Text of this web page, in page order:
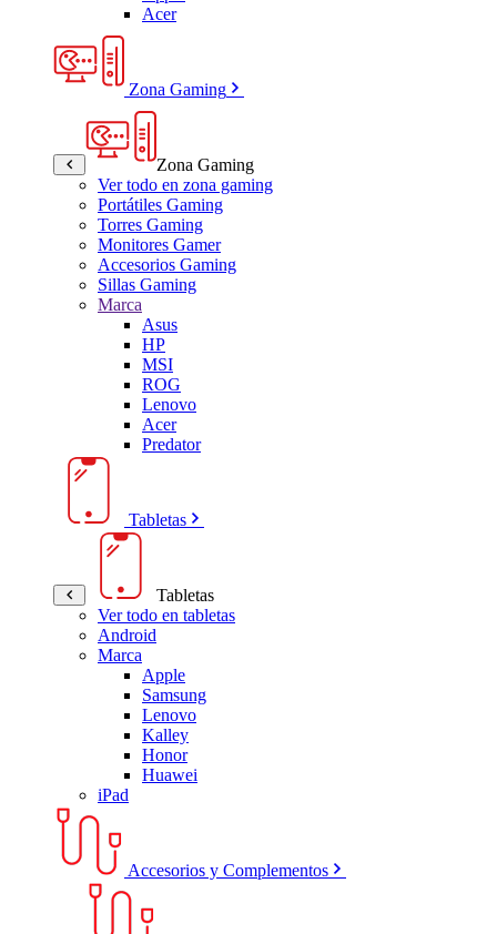
Acer
Zona Gaming
Zona Gaming
Ver todo en zona gaming
Portátiles Gaming
Torres Gaming
Monitores Gamer
Accesorios Gaming
Sillas Gaming
Marca
Asus
HP
MSI
ROG
Lenovo
Acer
Predator
Tabletas
Tabletas
Ver todo en tabletas
Android
Marca
Apple
Samsung
Lenovo
Kalley
Honor
Huawei
iPad
Accesorios y Complementos